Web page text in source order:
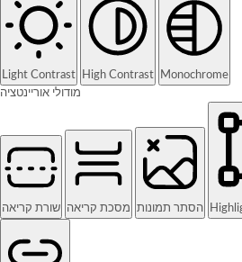
Light Contrast High Contrast
Monochrome
מודולי אוריינטציה
שורת קריאה מסכת קריאה הסתר תמונות